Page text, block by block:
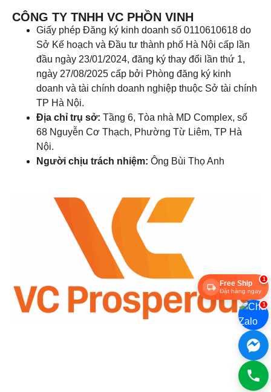
CÔNG TY TNHH VC PHỒN VINH
Giấy phép Đăng ký kinh doanh số 0110610618 do
Sở Kế hoạch và Đầu tư thành phố Hà Nội cấp lần
đầu ngày 23/01/2024, đăng ký thay đổi lần thứ 1,
ngày 27/08/2025 cấp bởi Phòng đăng ký kinh
doanh và tài chính doanh nghiệp thuộc Sở tài chính
TP Hà Nội.
Địa chỉ trụ sở: Tầng 6, Tòa nhà MD Complex, số
68 Nguyễn Cơ Thạch, Phường Từ Liêm, TP Hà
Nội.
Người chịu trách nhiệm: Ông Bùi Thọ Anh
1
Free Ship
Đặt hàng ngay
1